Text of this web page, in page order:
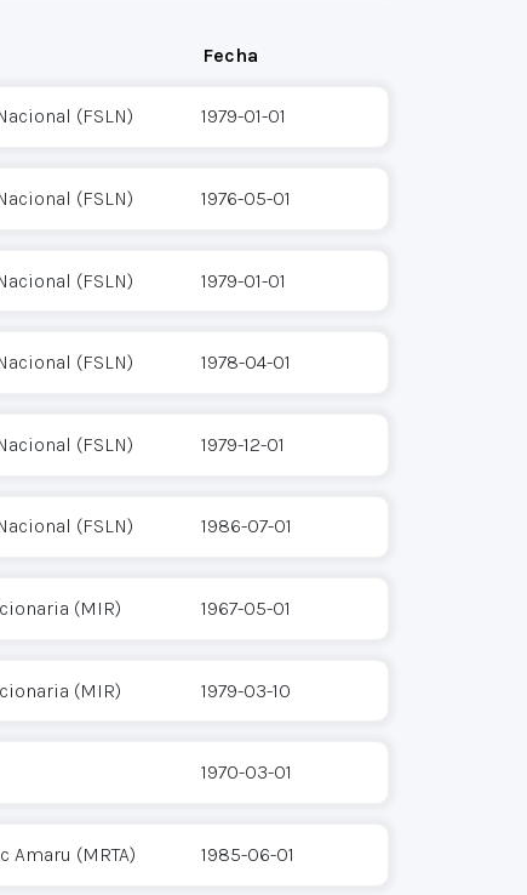
Fecha
(FSLN) 1979-01-01
(FSLN) 1976-05-01
(FSLN) 1979-01-01
(FSLN) 1978-04-01
(FSLN) 1979-12-01
(FSLN) 1986-07-01
(MIR) 1967-05-01
(MIR) 1979-03-10
1970-03-01
Amaru (MRTA) 1985-06-01